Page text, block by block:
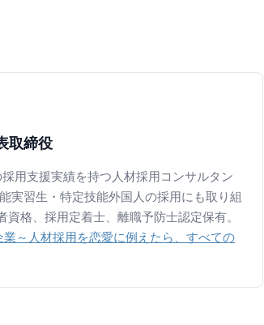
取締役
用支援実績を持つ人材採用コンサルタン
実習生・特定技能外国人の採用にも取り組
資格、採用定着士、離職予防士認定保有。
業～人材採用を恋愛に例えたら、すべての